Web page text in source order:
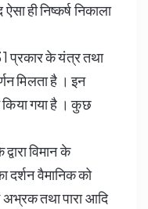
ही निष्कर्ष निकाला
प्रकार के यंत्र तथा
मिलता है । इन
किया गया है । कुछ
विमान के
दर्शन वैमानिक को
अभ्रक तथा पारा आदि